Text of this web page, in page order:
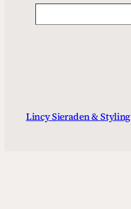
Lincy Sieraden & Styling